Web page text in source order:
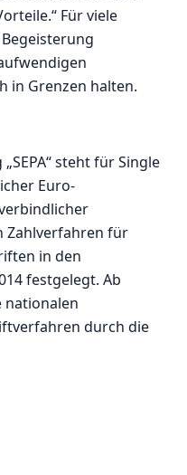
Für viele
in Grenzen halten.
steht für Single
Euro-
Zahlverfahren für
in den
festgelegt. Ab
nationalen
durch die